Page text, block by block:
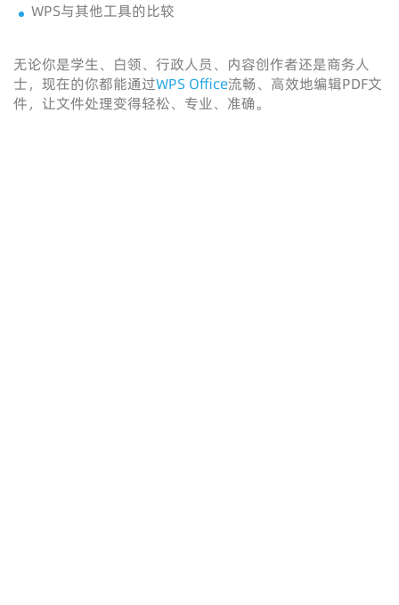
WPS与其他工具的比较
无论你是学生、白领、行政人员、内容创作者还是商务人
士，现在的你都能通过WPS Office流畅、高效地编辑PDF文
件，让文件处理变得轻松、专业、准确。